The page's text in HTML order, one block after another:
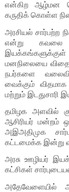
என்கிற ஆழ்மன
கருதிக் கொள்ள
அரசியல் சார்பற்ற
என்று கவலை
மனநிலையை
நபர்களை
வைக்கும்
மற்றும் இடதுசாரி
தமிழக அளவில்
ஆசிரியர் மன்றம்
அஇஅதிமுக
கட்டமைக்க இன்று
அரசு ஊழியர்
கட்சிகள்
அதேவேளையில்